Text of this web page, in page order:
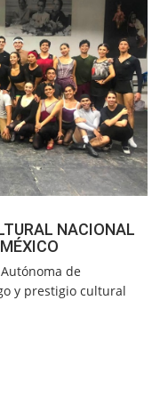
NACIONAL
de
y prestigio cultural